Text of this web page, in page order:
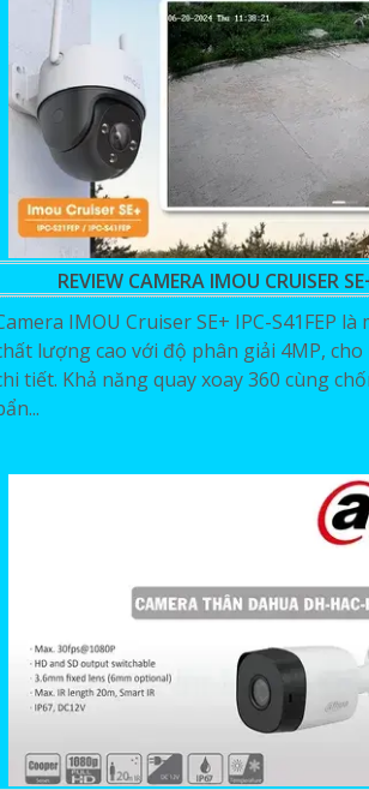
REVIEW CAMERA IMOU CRUISER
IMOU Cruiser SE+ IPC-S41FEP
lượng cao với độ phân giải 4MP,
tiết. Khả năng quay xoay 360 cùng